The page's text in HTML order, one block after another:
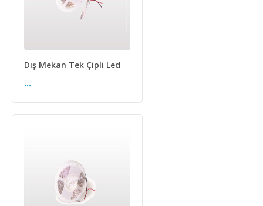
Dış Mekan Tek Çipli Led
...